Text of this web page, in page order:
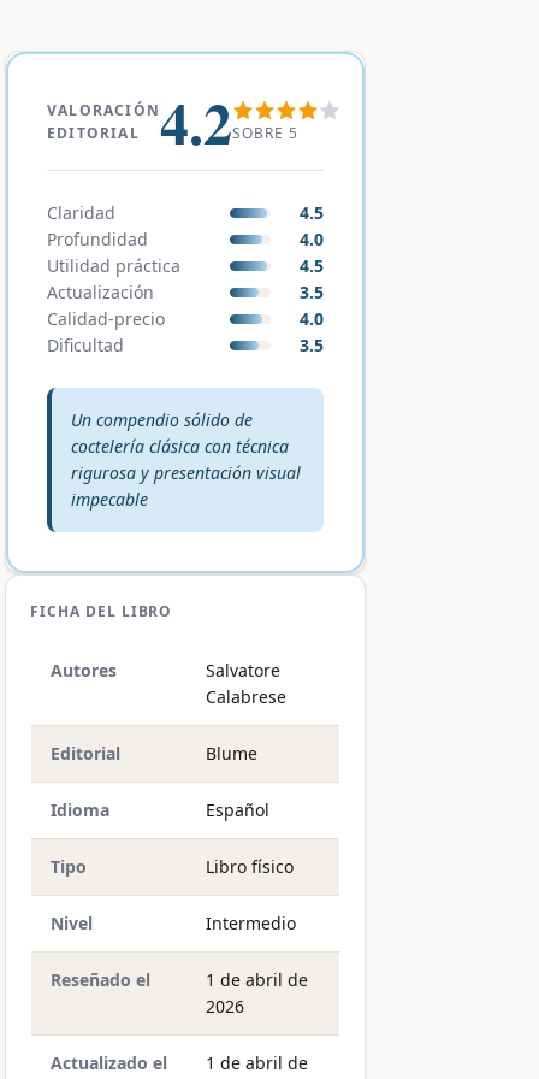
VALORACIÓN
EDITORIAL
4.2SOBRE 5
Claridad
4.5
Profundidad
4.0
Utilidad práctica
4.5
Actualización
3.5
Calidad-precio
4.0
Dificultad
3.5
Veredicto editorial:
Un compendio sólido de
coctelería clásica con técnica
rigurosa y presentación visual
impecable
FICHA DEL LIBRO
Autores
Salvatore
Calabrese
Editorial Blume
Idioma Español
Tipo Libro físico
Nivel Intermedio
Reseñado el
1 de abril de
2026
Actualizado el
1 de abril de